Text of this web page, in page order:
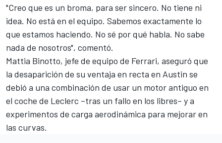
"Creo que es un broma, para ser sincero. No tiene ni
idea. No está en el equipo. Sabemos exactamente lo
que estamos haciendo. No sé por qué habla. No sabe
nada de nosotros", comentó.
Mattia Binotto, jefe de equipo de Ferrari, aseguró que
la desaparición de su ventaja en recta en Austin se
debió a una combinación de usar un motor antiguo en
el coche de Leclerc –tras un fallo en los libres– y a
experimentos de carga aerodinámica para mejorar en
las curvas.